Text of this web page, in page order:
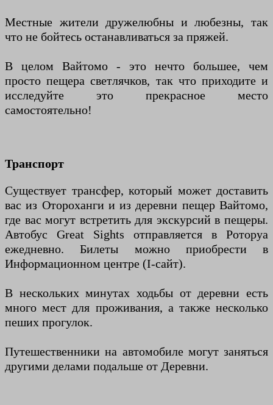
Местные жители дружелюбны и любезны, так
что не бойтесь останавливаться за пряжей.
В целом Вайтомо - это нечто большее, чем
просто пещера светлячков, так что приходите и
исследуйте это прекрасное место
самостоятельно!
Транспорт
Существует трансфер, который может доставить
вас из Отороханги и из деревни пещер Вайтомо,
где вас могут встретить для экскурсий в пещеры.
Автобус Great Sights отправляется в Роторуа
ежедневно. Билеты можно приобрести в
Информационном центре (I-сайт).
В нескольких минутах ходьбы от деревни есть
много мест для проживания, а также несколько
пеших прогулок.
Путешественники на автомобиле могут заняться
другими делами подальше от Деревни.